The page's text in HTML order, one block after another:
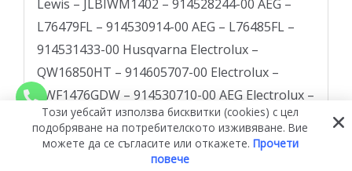
Този уебсайт използва бисквитки (cookies) с цел
подобряване на потребителското изживяване. Вие
можете да се съгласите или откажете. Прочети
повече